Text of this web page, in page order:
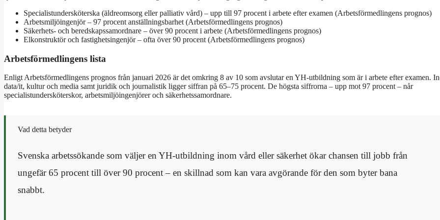
Specialistundersköterska (äldreomsorg eller palliativ vård) – upp till 97 procent i arbete efter examen (Arbetsförmedlingens prognos)
Arbetsmiljöingenjör – 97 procent anställningsbarhet (Arbetsförmedlingens prognos)
Säkerhets- och beredskapssamordnare – över 90 procent i arbete (Arbetsförmedlingens prognos)
Elkonstruktör och fastighetsingenjör – ofta över 90 procent (Arbetsförmedlingens prognos)
Arbetsförmedlingens lista
Enligt Arbetsförmedlingens prognos från januari 2026 är det omkring 8 av 10 som avslutar en YH-utbildning som är i arbete efter examen.
data/it, kultur och media samt juridik och journalistik ligger siffran på 65–75 procent. De högsta siffrorna – upp mot 97 procent – når
specialistundersköterskor, arbetsmiljöingenjörer och säkerhetssamordnare.
Vad detta betyder
Svenska arbetssökande som väljer en YH-utbildning inom vård eller säkerhet ökar chansen till jobb från
ungefär 65 procent till över 90 procent – en skillnad som kan vara avgörande för den som byter bana
snabbt.